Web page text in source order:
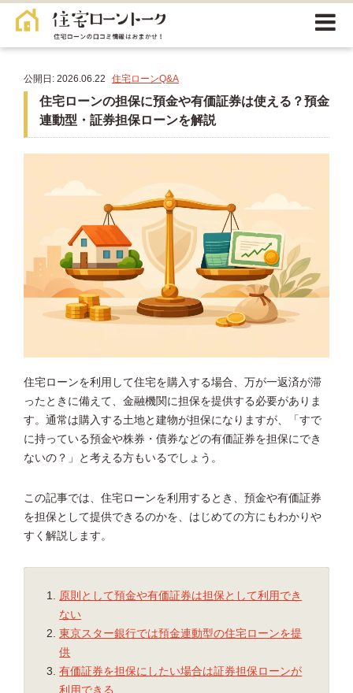
公開日: 2026.06.22 住宅ローンQ&A
住宅ローンの担保に預金や有価証券は使える？預金
連動型・証券担保ローンを解説
住宅ローンを利用して住宅を購入する場合、万が一返済が滞
ったときに備えて、金融機関に担保を提供する必要がありま
す。通常は購入する土地と建物が担保になりますが、「すで
に持っている預金や株券・債券などの有価証券を担保にでき
ないの？」と考える方もいるでしょう。
この記事では、住宅ローンを利用するとき、預金や有価証券
を担保として提供できるのかを、はじめての方にもわかりや
すく解説します。
原則として預金や有価証券は担保として利用でき
ない
東京スター銀行では預金連動型の住宅ローンを提
供
有価証券を担保にしたい場合は証券担保ローンが
利用できる